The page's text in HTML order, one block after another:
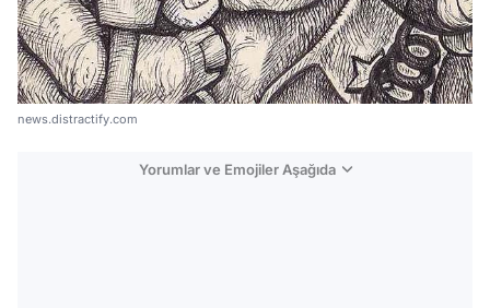
news.distractify.com
Yorumlar ve Emojiler Aşağıda